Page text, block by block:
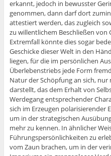
erkannt, jedoch in bewusster
genommen, dann darf dort
attestiert werden, das zugleich
zu willentlichem Beschließen von
Extremfall könnte dies sogar
Geschicke dieser Welt in den
liegen, für die im persönlichen
Überlebenstriebs jede Form
Natur der Schöpfung an sich,
darstellt, das dem Erhalt von
Werdegang entsprechender
sich im Erzeugen polarisierender
um in der strategischen
mehr zu kennen. In ähnlicher
Führungspersönlichkeiten zu
vom Zaun brachen, um in der